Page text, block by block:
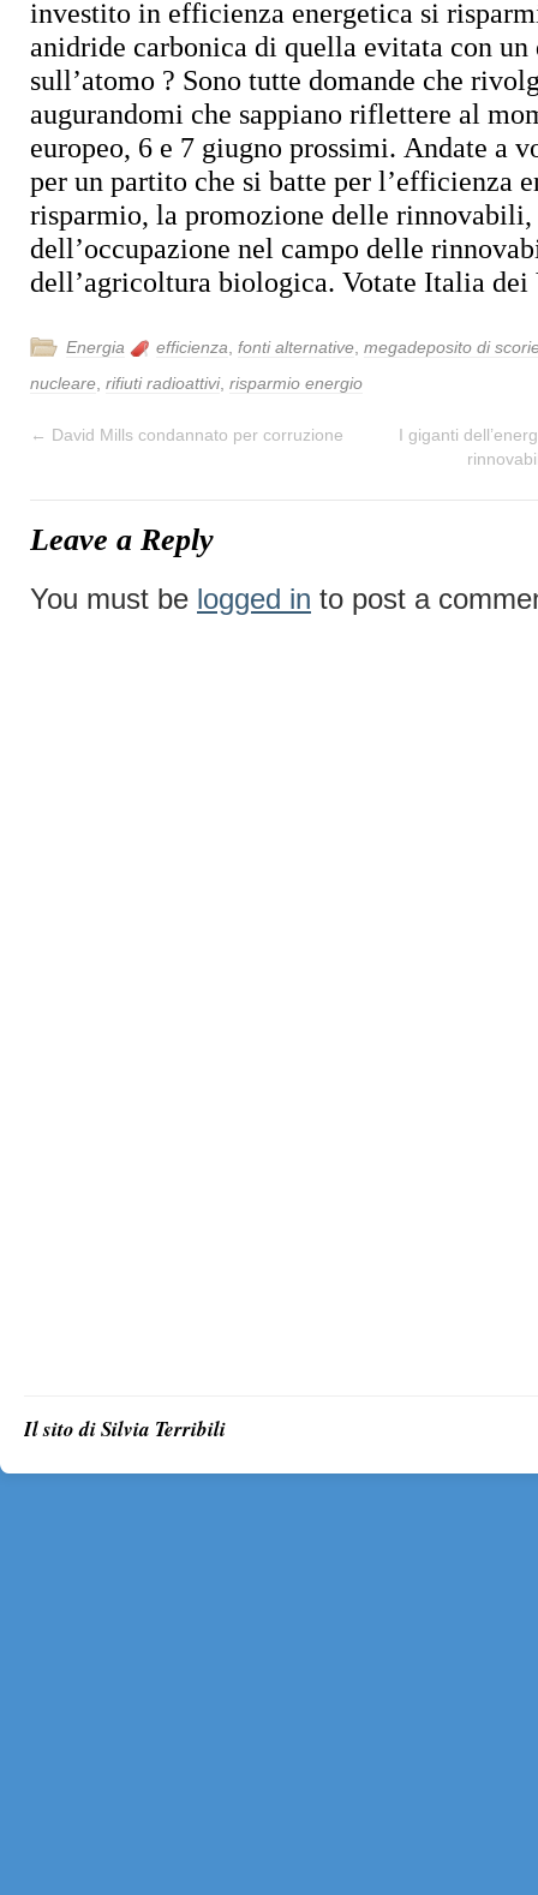
investito in efficienza energetica si
anidride carbonica di quella evitata con
sull’atomo ? Sono tutte domande che
augurandomi che sappiano riflettere al
europeo, 6 e 7 giugno prossimi. Andate a
per un partito che si batte per l’efficienza
risparmio, la promozione delle
dell’occupazione nel campo delle
dell’agricoltura biologica. Votate Italia dei
Energia efficienza fonti alternative megadeposito di
nucleare rifiuti radioattivi, risparmio energio
← David Mills condannato per corruzione
I giganti
Leave a Reply
You must be logged in to post a
Il sito di Silvia Terribili